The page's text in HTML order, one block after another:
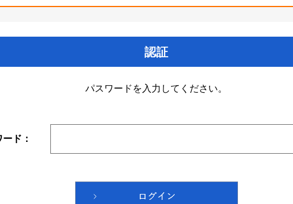
認証
パスワードを入力してください。
ド：